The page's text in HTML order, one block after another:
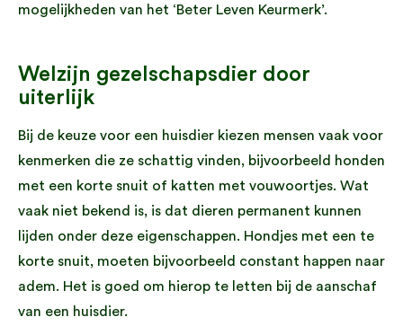
mogelijkheden van het ‘Beter Leven Keurmerk’.
Welzijn gezelschapsdier door
uiterlijk
Bij de keuze voor een huisdier kiezen mensen vaak voor
kenmerken die ze schattig vinden, bijvoorbeeld honden
met een korte snuit of katten met vouwoortjes. Wat
vaak niet bekend is, is dat dieren permanent kunnen
lijden onder deze eigenschappen. Hondjes met een te
korte snuit, moeten bijvoorbeeld constant happen naar
adem. Het is goed om hierop te letten bij de aanschaf
van een huisdier.